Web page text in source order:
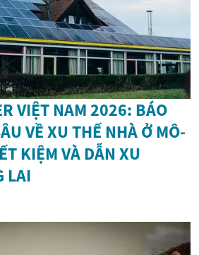
VIỆT NAM 2026: BÁO
VỀ XU THẾ NHÀ Ở MÔ-
KIỆM VÀ DẪN XU
LAI